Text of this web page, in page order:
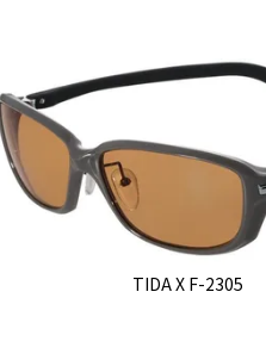
TIDA X F-2305